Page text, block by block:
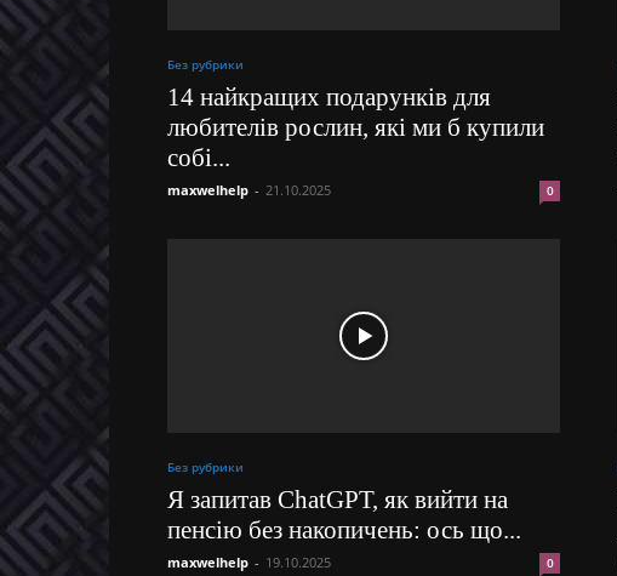
Без рубрики
14 найкращих подарунків для
любителів рослин, які ми б купили
собі...
maxwelhelp - 21.10.2025 0
Без рубрики
Я запитав ChatGPT, як вийти на
пенсію без накопичень: ось що...
maxwelhelp - 19.10.2025 0